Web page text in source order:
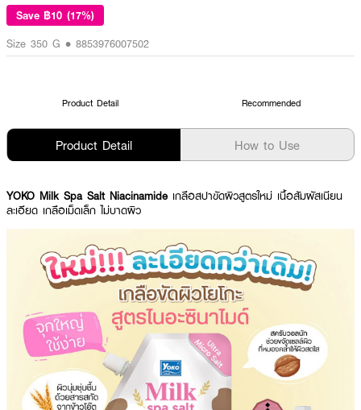
Save ฿10 (17%)
Size 350 G • 8853976007502
Product Detail Recommended
Product Detail How to Use
YOKO Milk Spa Salt Niacinamide เกลือสปาขัดผิวสูตรใหม่ เนื้อสัมผัสเนียน
ละเอียด เกลือเม็ดเล็ก ไม่บาดผิว